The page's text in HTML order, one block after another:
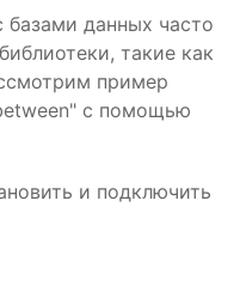
базами данных часто
такие как
пример
с помощью
и подключить